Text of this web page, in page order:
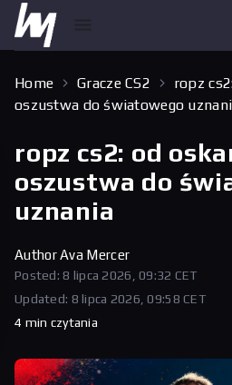
Home Gracze CS2
ropz
oszustwa do światowego
ropz cs2: od
oszustwa do
uznania
AuthorAva Mercer
Posted: 8 lipca 2026, 09:32 CET
Updated: 8 lipca 2026, 09:58 CET
4 min czytania